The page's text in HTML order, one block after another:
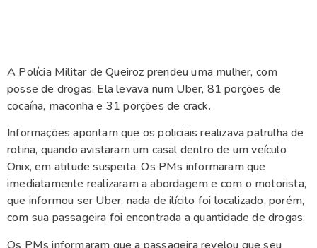
A Polícia Militar de Queiroz prendeu uma mulher, com
posse de drogas. Ela levava num Uber, 81 porções de
cocaína, maconha e 31 porções de crack.
Informações apontam que os policiais realizava patrulha de
rotina, quando avistaram um casal dentro de um veículo
Onix, em atitude suspeita. Os PMs informaram que
imediatamente realizaram a abordagem e com o motorista,
que informou ser Uber, nada de ilícito foi localizado, porém,
com sua passageira foi encontrada a quantidade de drogas.